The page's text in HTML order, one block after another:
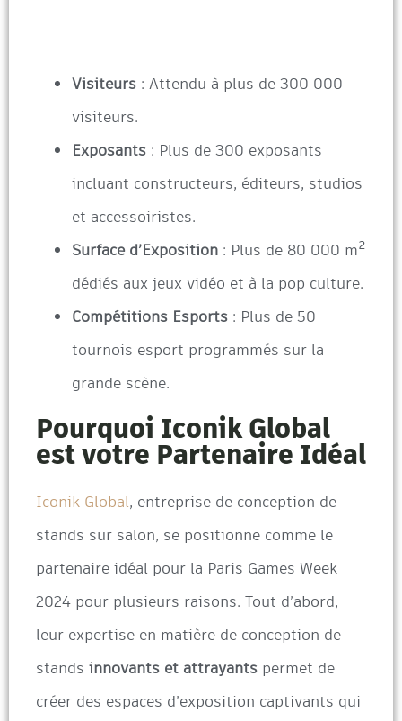
Visiteurs : Attendu à plus de 300 000
visiteurs.
Exposants : Plus de 300 exposants
incluant constructeurs, éditeurs, studios
et accessoiristes.
Surface d’Exposition : Plus de 80 000 m²
dédiés aux jeux vidéo et à la pop culture.
Compétitions Esports : Plus de 50
tournois esport programmés sur la
grande scène.
Pourquoi Iconik Global
est votre Partenaire Idéal
Iconik Global, entreprise de conception de
stands sur salon, se positionne comme le
partenaire idéal pour la Paris Games Week
2024 pour plusieurs raisons. Tout d’abord,
leur expertise en matière de conception de
stands innovants et attrayants permet de
créer des espaces d’exposition captivants qui